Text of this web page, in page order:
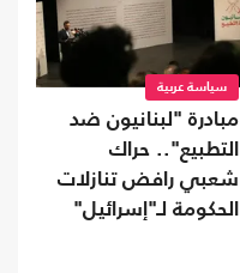
سياسة عربية
مبادرة "لبنانيون ضد
التطبيع".. حراك
شعبي رافض تنازلات
الحكومة لـ"إسرائيل"